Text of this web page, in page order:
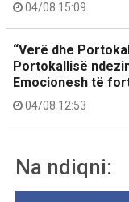
04/08 15:09
“Verë dhe
Portokallisë
Emocionesh të
04/08 12:53
Na ndiqni: